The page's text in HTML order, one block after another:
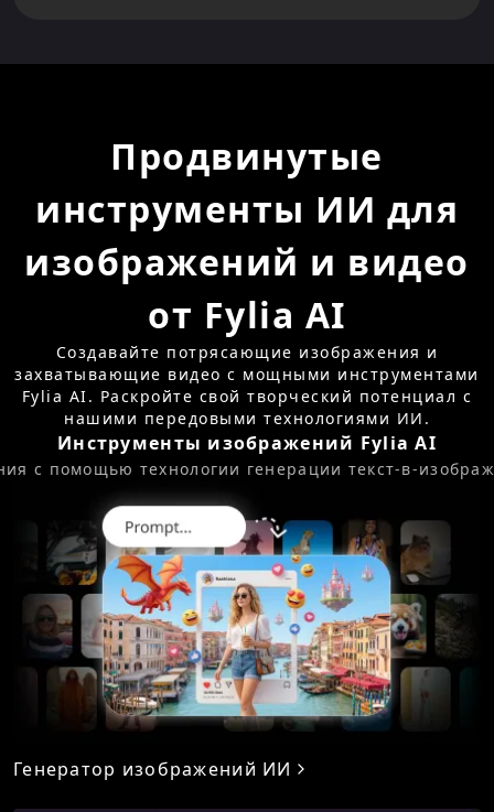
Продвинутые
инструменты ИИ для
изображений и видео
от Fylia AI
Создавайте потрясающие изображения и
захватывающие видео с мощными инструментами
Fylia AI. Раскройте свой творческий потенциал с
нашими передовыми технологиями ИИ.
Инструменты изображений Fylia AI
с помощью технологии генерации текст-в-
Генератор изображений ИИ